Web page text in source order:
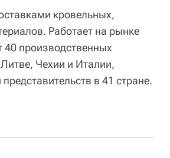
кровельных,
Работает на рынке
40 производственных
Чехии и Италии,
в 41 стране.